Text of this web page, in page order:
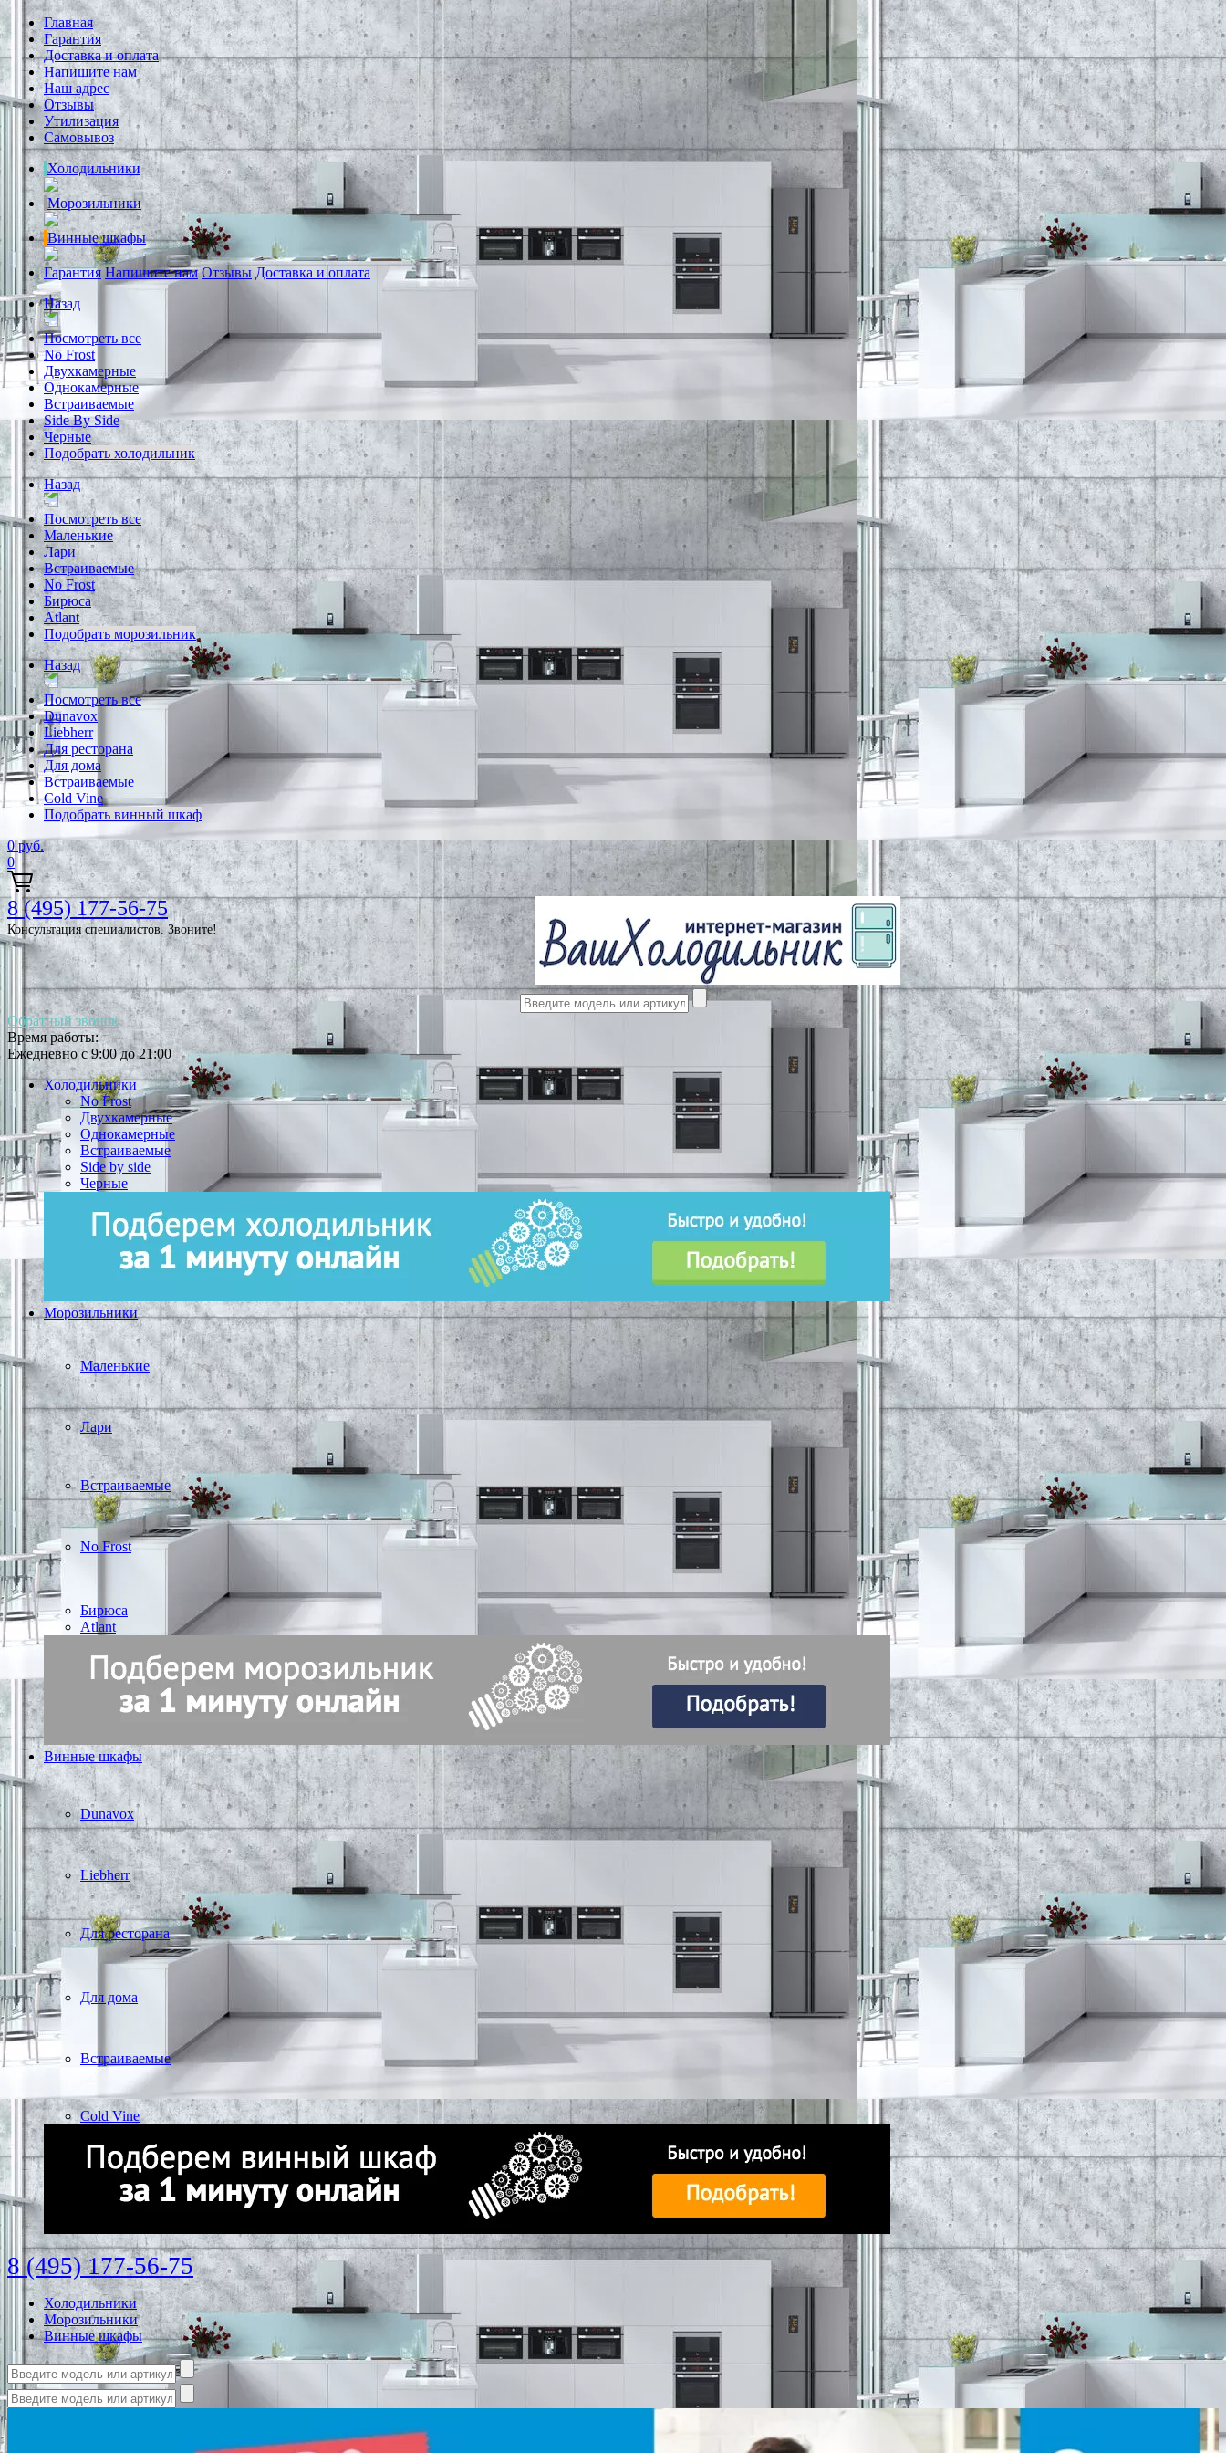
Главная
Гарантия
Доставка и оплата
Напишите нам
Наш адрес
Отзывы
Утилизация
Самовывоз
Холодильники
Морозильники
Винные шкафы
Гарантия Напишите нам Отзывы Доставка и оплата
Назад
Посмотреть все
No Frost
Двухкамерные
Однокамерные
Встраиваемые
Side By Side
Черные
Подобрать холодильник
Назад
Посмотреть все
Маленькие
Лари
Встраиваемые
No Frost
Бирюса
Atlant
Подобрать морозильник
Назад
Посмотреть все
Dunavox
Liebherr
Для ресторана
Для дома
Встраиваемые
Cold Vine
Подобрать винный шкаф
0 руб.
0
8 (495) 177-56-75
Консультация специалистов. Звоните!
Обратный звонок
Время работы:
Ежедневно с 9:00 до 21:00
Холодильники
No Frost
Двухкамерные
Однокамерные
Встраиваемые
Side by side
Черные
Морозильники
Маленькие
Лари
Встраиваемые
No Frost
Бирюса
Atlant
Винные шкафы
Dunavox
Liebherr
Для ресторана
Для дома
Встраиваемые
Cold Vine
8 (495) 177-56-75
Холодильники
Морозильники
Винные шкафы